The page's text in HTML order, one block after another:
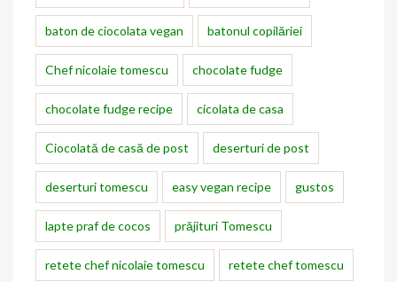
baton de ciocolata vegan batonul copilăriei
Chef nicolaie tomescu chocolate fudge
chocolate fudge recipe cicolata de casa
Ciocolată de casă de post deserturi de post
deserturi tomescu easy vegan recipe gustos
lapte praf de cocos prăjituri Tomescu
retete chef nicolaie tomescu retete chef tomescu